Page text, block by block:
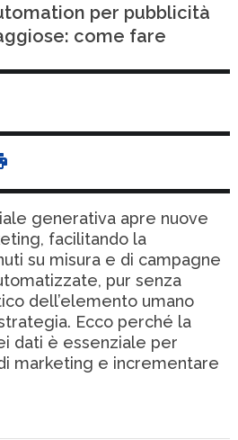
per pubblicità
come fare
generativa apre nuove
facilitando la
su misura e di campagne
pur senza
dell’elemento umano
Ecco perché la
dati è essenziale per
marketing e incrementare